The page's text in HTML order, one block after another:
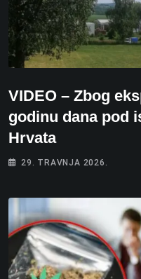
VIDEO – Zbog
godinu dana pod
Hrvata
29. TRAVNJA 2026.